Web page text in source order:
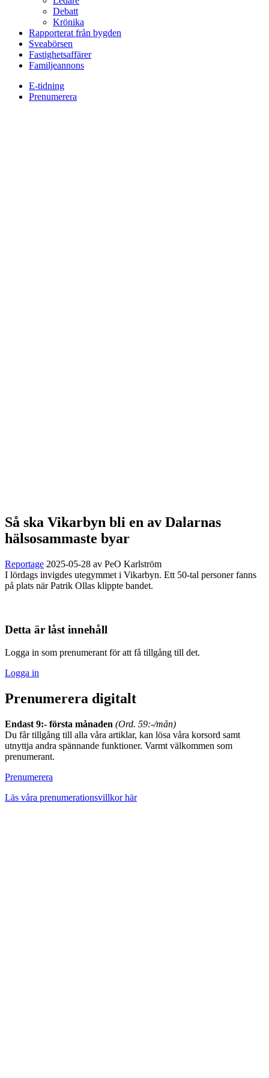
Debatt
Krönika
Rapporterat från bygden
Sveabörsen
Fastighetsaffärer
Familjeannons
E-tidning
Prenumerera
Så ska Vikarbyn bli en av Dalarnas
hälsosammaste byar
Reportage 2025-05-28 av PeO Karlström
I lördags invigdes utegymmet i Vikarbyn. Ett 50-tal personer fanns
på plats när Patrik Ollas klippte bandet.
Detta är låst innehåll
Logga in som prenumerant för att få tillgång till det.
Logga in
Prenumerera digitalt
Endast 9:- första månaden (Ord. 59:-/mån)
Du får tillgång till alla våra artiklar, kan lösa våra korsord samt
utnyttja andra spännande funktioner. Varmt välkommen som
prenumerant.
Prenumerera
Läs våra prenumerationsvillkor här